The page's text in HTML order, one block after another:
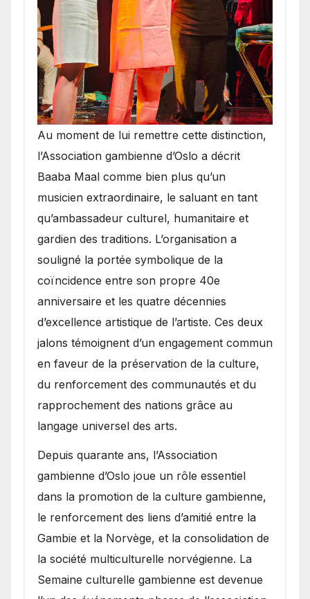
​Au moment de lui remettre cette distinction,
l’Association gambienne d’Oslo a décrit
Baaba Maal comme bien plus qu’un
musicien extraordinaire, le saluant en tant
qu’ambassadeur culturel, humanitaire et
gardien des traditions. L’organisation a
souligné la portée symbolique de la
coïncidence entre son propre 40e
anniversaire et les quatre décennies
d’excellence artistique de l’artiste. Ces deux
jalons témoignent d’un engagement commun
en faveur de la préservation de la culture,
du renforcement des communautés et du
rapprochement des nations grâce au
langage universel des arts.
​Depuis quarante ans, l’Association
gambienne d’Oslo joue un rôle essentiel
dans la promotion de la culture gambienne,
le renforcement des liens d’amitié entre la
Gambie et la Norvège, et la consolidation de
la société multiculturelle norvégienne. La
Semaine culturelle gambienne est devenue